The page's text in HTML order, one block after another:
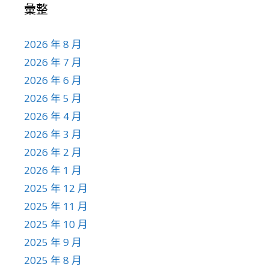
彙整
2026 年 8 月
2026 年 7 月
2026 年 6 月
2026 年 5 月
2026 年 4 月
2026 年 3 月
2026 年 2 月
2026 年 1 月
2025 年 12 月
2025 年 11 月
2025 年 10 月
2025 年 9 月
2025 年 8 月